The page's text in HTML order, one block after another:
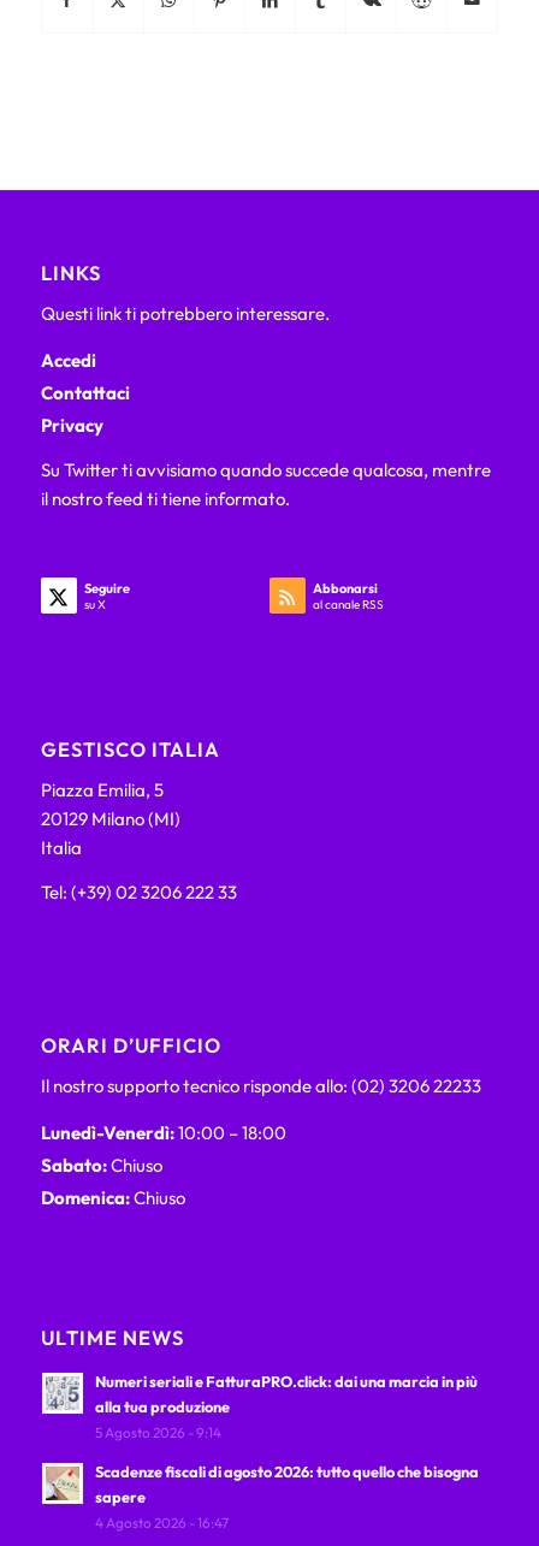
LINKS
Questi link ti potrebbero interessare.
Accedi
Contattaci
Privacy
Su Twitter ti avvisiamo quando succede qualcosa, mentre
il nostro feed ti tiene informato.
Seguire
su X
Abbonarsi
al canale RSS
GESTISCO ITALIA
Piazza Emilia, 5
20129 Milano (MI)
Italia
Tel: (+39) 02 3206 222 33
ORARI D’UFFICIO
Il nostro supporto tecnico risponde allo: (02) 3206 22233
Lunedì-Venerdì:10:00 – 18:00
Sabato:Chiuso
Domenica:Chiuso
ULTIME NEWS
Numeri seriali e FatturaPRO.click: dai una marcia in più
alla tua produzione
5 Agosto 2026 - 9:14
Scadenze fiscali di agosto 2026: tutto quello che bisogna
sapere
4 Agosto 2026 - 16:47